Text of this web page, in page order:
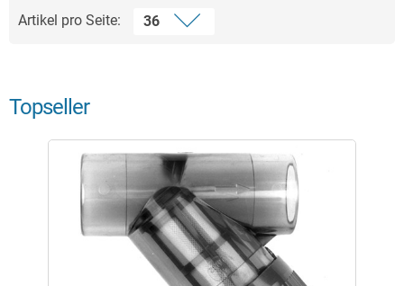
Artikel pro Seite:
Topseller